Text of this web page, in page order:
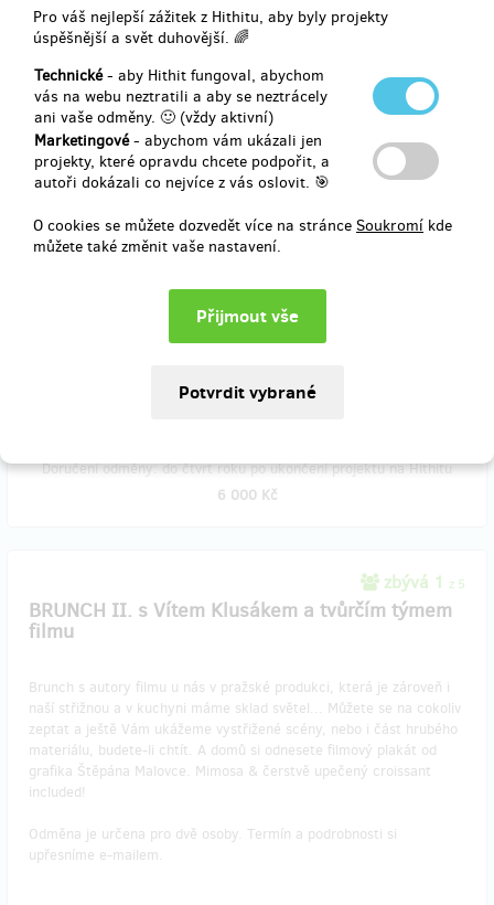
Pro váš nejlepší zážitek z Hithitu, aby byly projekty
úspěšnější a svět duhovější. 🌈
Technické- aby Hithit fungoval, abychom
vás na webu neztratili a aby se neztrácely
ani vaše odměny. 🙂 (vždy aktivní)
Marketingové- abychom vám ukázali jen
projekty, které opravdu chcete podpořit, a
autoři dokázali co nejvíce z vás oslovit. 🎯
O cookies se můžete dozvedět více na stránce Soukromí kde
můžete také změnit vaše nastavení.
Doručení odměny: do půl roku po ukončení projektu na Hithitu
3 600 Kč
Autorská FOTOGRAFIE od Adama Hříbala
doby, která ovlivnila nás všechny. Pošleme Vám emailem několik
variant výtvarných nadčasových snímků a Vámi zvolenou
Doručení odměny: do čtvrt roku po ukončení projektu na Hithitu
6 000 Kč
zbývá 1 z 5
BRUNCH II. s Vítem Klusákem a tvůrčím týmem
filmu
Brunch s autory filmu u nás v pražské produkci, která je zároveň i
naší střižnou a v kuchyni máme sklad světel... Můžete se na cokoliv
zeptat a ještě Vám ukážeme vystřižené scény, nebo i část hrubého
materiálu, budete-li chtít. A domů si odnesete filmový plakát od
grafika Štěpána Malovce. Mimosa & čerstvě upečený croissant
included!
Odměna je určena pro dvě osoby. Termín a podrobnosti si
upřesníme e-mailem.